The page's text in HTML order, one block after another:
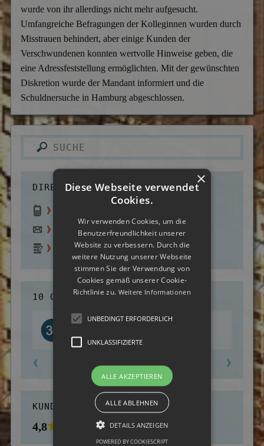
Schuldner- & Adresssuche
Schwarzarbeit im Betrieb
Unerlaubter Nebenjob
Versicherungsbetrug
Wanzen- & Lauschabwehr
Wettbewerbsverletzung
Stuttgart
wurde von ihr allerdings nicht mehr aufgesucht.
Umfangreiche Befragungen der Kolleginnen wurden durch
Misstrauen behindert, aber einige Kunden der
Verschwundenen konnten wertvolle Hinweise geben, die
eine Adressfeststellung ermöglichten. Mit der gewünschten
Diskretion wurde der Mandant informiert und die
Schuldnersuche in Hamburg abgeschlossen.
DIREKTER KONTAKT:
info@deutsche-detektei.de
Zum Kontaktformular
10 GRÜNDE FÜR UNS:
Über 30 Jahre Praxiserfahrung
KUNDENBEWERTUNGEN:
4,8
×
Diese Webseite verwendet
Cookies.
Wir verwenden Cookies, um die
Benutzerfreundlichkeit unserer
Website zu verbessern. Durch die
weitere Nutzung unserer Webseite
stimmen Sie der Verwendung von
Cookies gemäß unserer Cookie-
Richtlinie zu. Weitere Informationen
UNBEDINGT ERFORDERLICH
UNKLASSIFIZIERTE
ALLE AKZEPTIEREN
ALLE ABLEHNEN
DETAILS ANZEIGEN
POWERED BY COOKIESCRIPT